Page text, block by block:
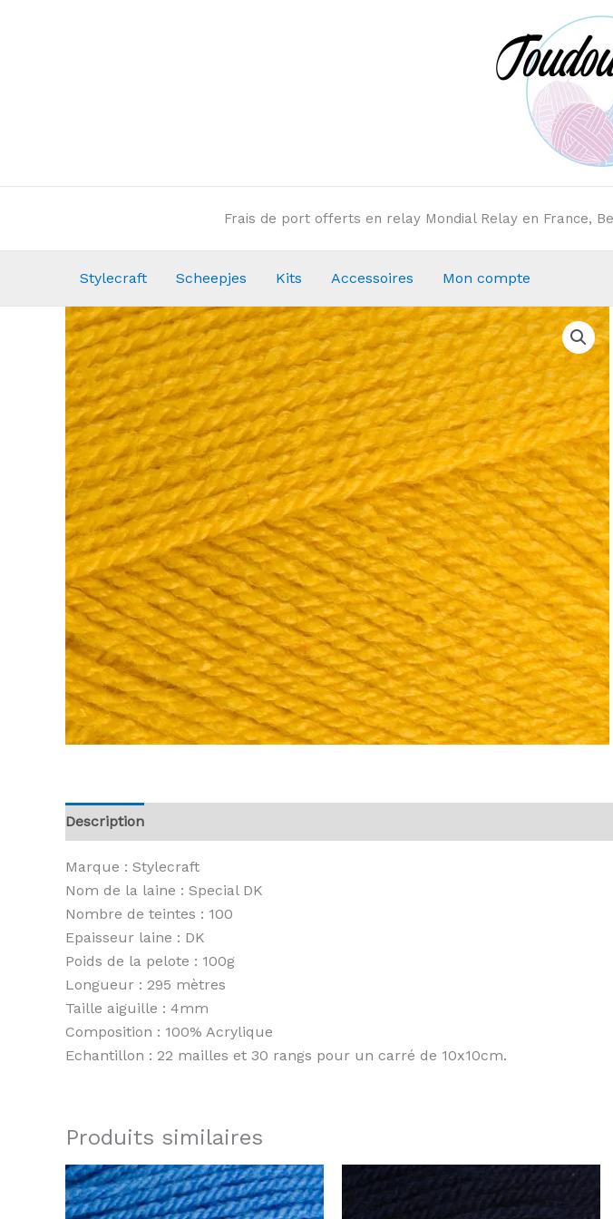
Frais de port offerts en relay Mondial Relay en France,
Stylecraft Scheepjes Kits Accessoires Mon compte
Description
Marque : Stylecraft
Nom de la laine : Special DK
Nombre de teintes : 100
Epaisseur laine : DK
Poids de la pelote : 100g
Longueur : 295 mètres
Taille aiguille : 4mm
Composition : 100% Acrylique
Echantillon : 22 mailles et 30 rangs pour un carré de 10x10cm.
Produits similaires